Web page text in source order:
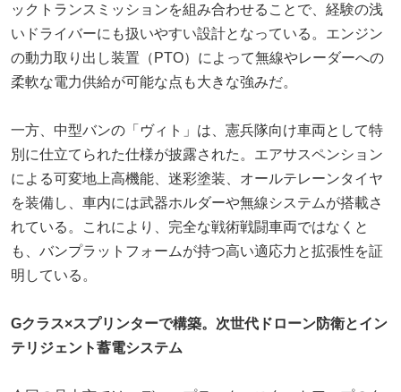
ックトランスミッションを組み合わせることで、経験の浅
いドライバーにも扱いやすい設計となっている。エンジン
の動力取り出し装置（PTO）によって無線やレーダーへの
柔軟な電力供給が可能な点も大きな強みだ。
一方、中型バンの「ヴィト」は、憲兵隊向け車両として特
別に仕立てられた仕様が披露された。エアサスペンション
による可変地上高機能、迷彩塗装、オールテレーンタイヤ
を装備し、車内には武器ホルダーや無線システムが搭載さ
れている。これにより、完全な戦術戦闘車両ではなくと
も、バンプラットフォームが持つ高い適応力と拡張性を証
明している。
Gクラス×スプリンターで構築。次世代ドローン防衛とイン
テリジェント蓄電システム